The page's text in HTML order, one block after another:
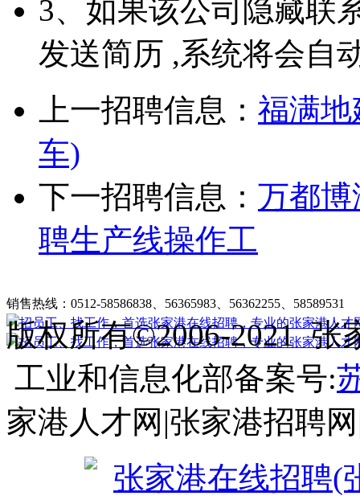
3、如果该公司隐藏联
发送简历 ,系统将会自
上一招聘信息： 福满
车)
下一招聘信息： 万都
聘生产线操作工
销售热线：0512-58586838、56365983、56362255、58589531
版权所有©2006-2021 张
工业和信息化部备案号:
家港人才网|张家港招聘